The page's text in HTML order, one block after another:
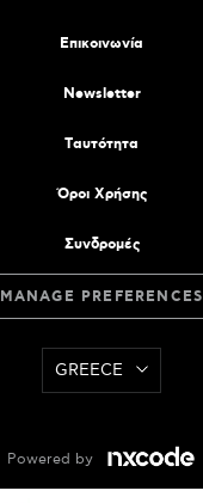
Επικοινωνία
Newsletter
Tαυτότητα
Όροι Χρήσης
Συνδρομές
MANAGE PREFERENCES
GREECE
Powered by